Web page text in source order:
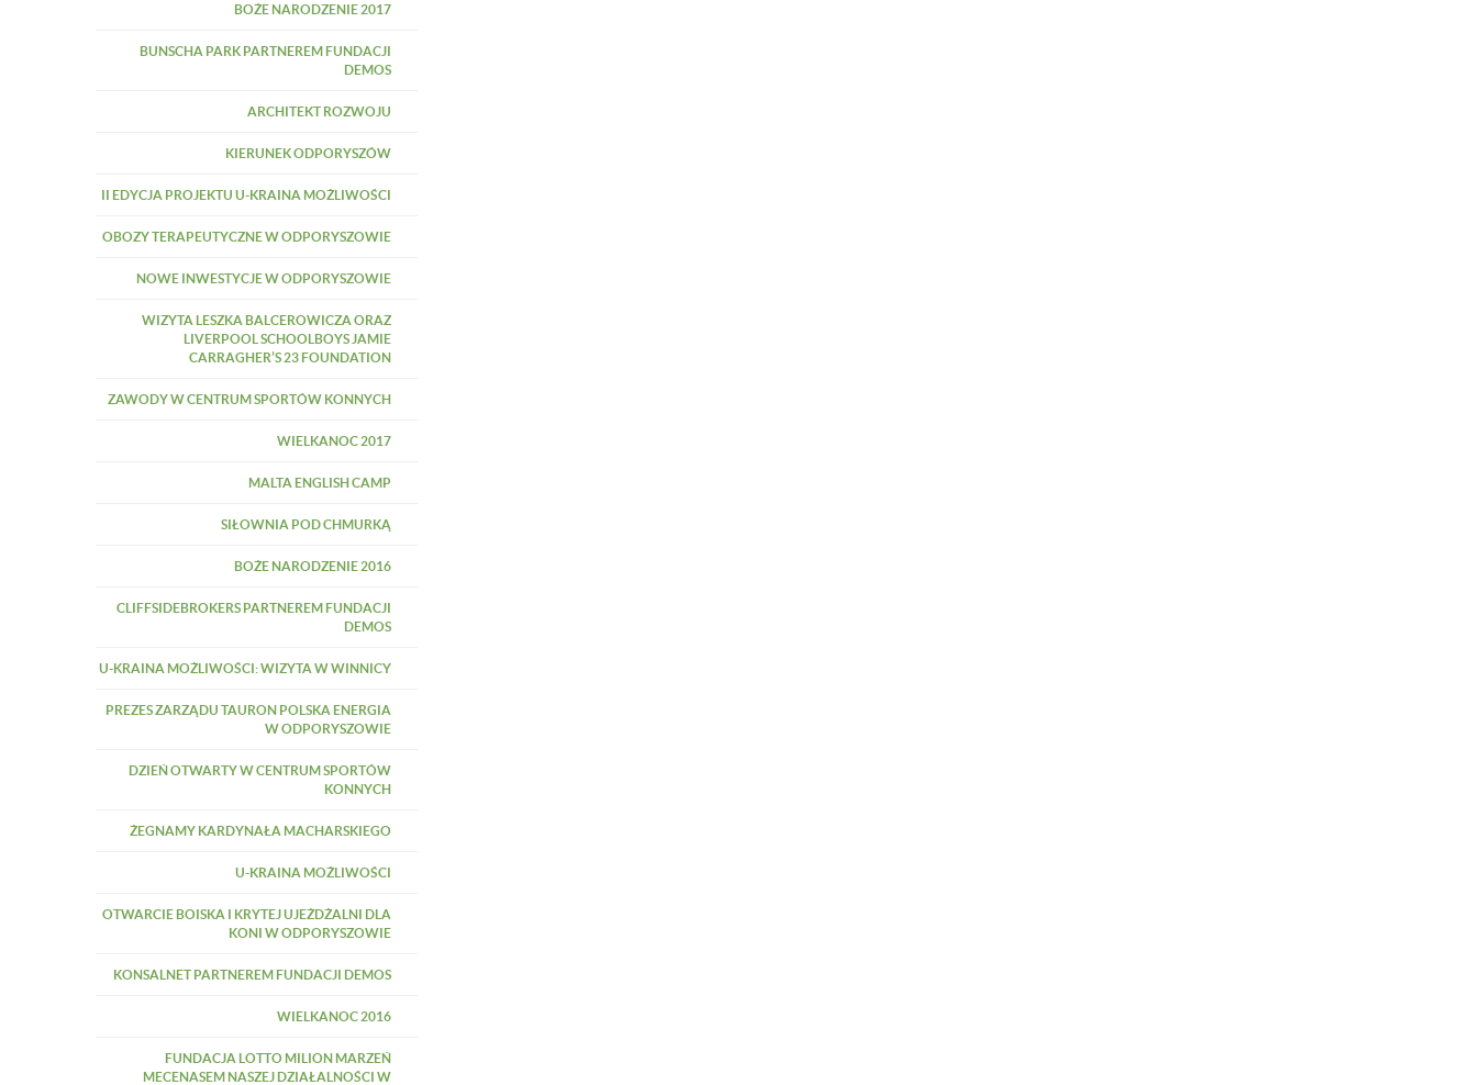
BOŻE NARODZENIE 2017
BUNSCHA PARK PARTNEREM FUNDACJI
DEMOS
ARCHITEKT ROZWOJU
KIERUNEK ODPORYSZÓW
II EDYCJA PROJEKTU U-KRAINA MOŻLIWOŚCI
OBOZY TERAPEUTYCZNE W ODPORYSZOWIE
NOWE INWESTYCJE W ODPORYSZOWIE
WIZYTA LESZKA BALCEROWICZA ORAZ
LIVERPOOL SCHOOLBOYS JAMIE
CARRAGHER’S 23 FOUNDATION
ZAWODY W CENTRUM SPORTÓW KONNYCH
WIELKANOC 2017
MALTA ENGLISH CAMP
SIŁOWNIA POD CHMURKĄ
BOŻE NARODZENIE 2016
CLIFFSIDEBROKERS PARTNEREM FUNDACJI
DEMOS
U-KRAINA MOŻLIWOŚCI: WIZYTA W WINNICY
PREZES ZARZĄDU TAURON POLSKA ENERGIA
W ODPORYSZOWIE
DZIEŃ OTWARTY W CENTRUM SPORTÓW
KONNYCH
ŻEGNAMY KARDYNAŁA MACHARSKIEGO
U-KRAINA MOŻLIWOŚCI
OTWARCIE BOISKA I KRYTEJ UJEŻDŻALNI DLA
KONI W ODPORYSZOWIE
KONSALNET PARTNEREM FUNDACJI DEMOS
WIELKANOC 2016
FUNDACJA LOTTO MILION MARZEŃ
MECENASEM NASZEJ DZIAŁALNOŚCI W